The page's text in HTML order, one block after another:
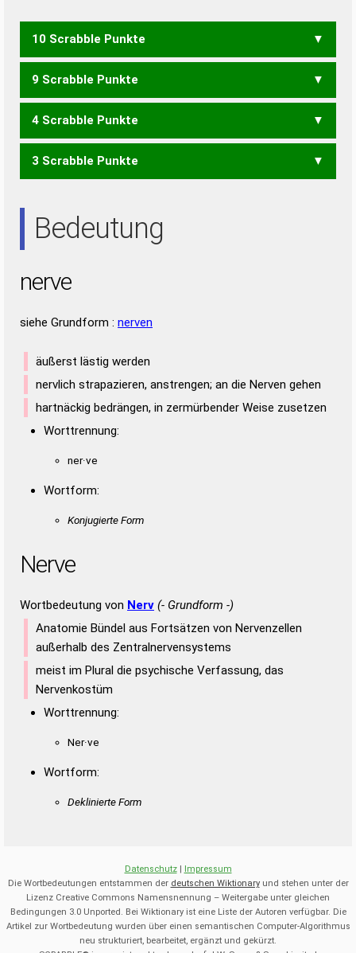
10 Scrabble Punkte
ERVEN
9 Scrabble Punkte
VENE
4 Scrabble Punkte
EREN NEER RENE
3 Scrabble Punkte
Bedeutung
nerve
siehe Grundform : nerven
äußerst lästig werden
nervlich strapazieren, anstrengen; an die Nerven gehen
hartnäckig bedrängen, in zermürbender Weise zusetzen
Worttrennung:
ner·ve
Wortform:
Konjugierte Form
Nerve
Wortbedeutung von Nerv (- Grundform -)
Anatomie Bündel aus Fortsätzen von Nervenzellen
außerhalb des Zentralnervensystems
meist im Plural die psychische Verfassung, das
Nervenkostüm
Worttrennung:
Ner·ve
Wortform:
Deklinierte Form
Datenschutz| Impressum
Die Wortbedeutungen entstammen der deutschen Wiktionaryund stehen unter der
Lizenz Creative Commons Namensnennung – Weitergabe unter gleichen
Bedingungen 3.0 Unported. Bei Wiktionary ist eine Liste der Autoren verfügbar. Die
Artikel zur Wortbedeutung wurden über einen semantischen Computer-Algorithmus
neu strukturiert, bearbeitet, ergänzt und gekürzt.